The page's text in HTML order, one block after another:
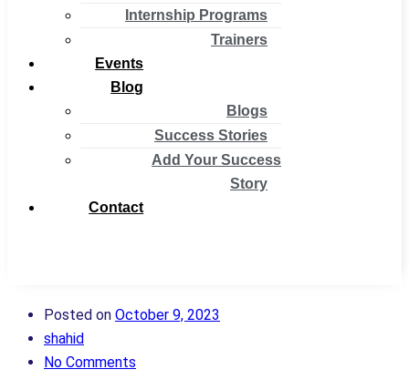
Internship Programs
Trainers
Events
Blog
Blogs
Success Stories
Add Your Success
Story
Contact
Posted on October 9, 2023
shahid
No Comments